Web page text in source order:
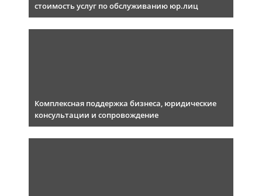
стоимость услуг по обслуживанию юр.лиц
Комплексная поддержка бизнеса, юридические
консультации и сопровождение